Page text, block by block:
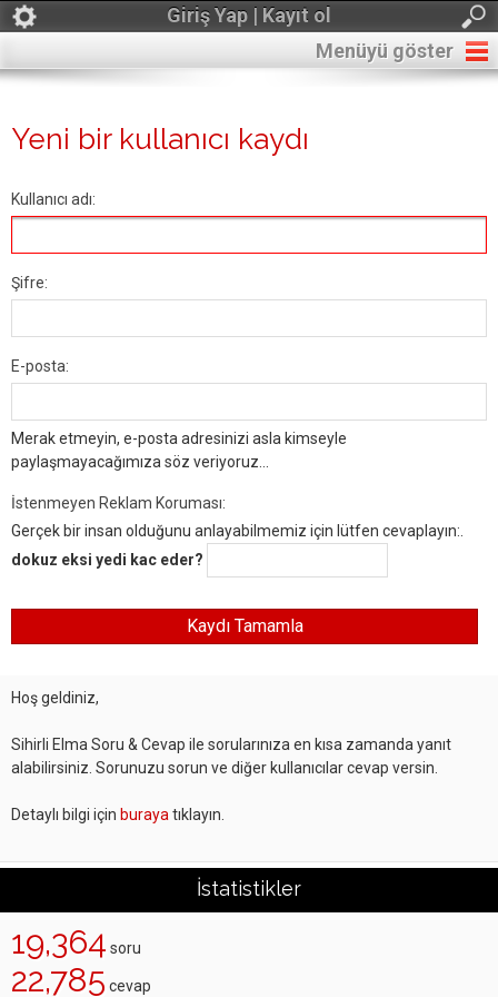
Giriş Yap | Kayıt ol
Menüyü göster
Yeni bir kullanıcı kaydı
Kullanıcı adı:
Şifre:
E-posta:
Merak etmeyin, e-posta adresinizi asla kimseyle
paylaşmayacağımıza söz veriyoruz...
İstenmeyen Reklam Koruması:
Gerçek bir insan olduğunu anlayabilmemiz için lütfen cevaplayın:.
dokuz eksi yedi kac eder?
Hoş geldiniz,
Sihirli Elma Soru & Cevap ile sorularınıza en kısa zamanda yanıt
alabilirsiniz. Sorunuzu sorun ve diğer kullanıcılar cevap versin.
Detaylı bilgi için buraya tıklayın.
İstatistikler
19,364 soru
22,785 cevap